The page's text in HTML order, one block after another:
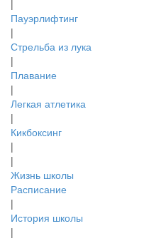
|
Пауэрлифтинг
|
Стрельба из лука
|
Плавание
|
Легкая атлетика
|
Кикбоксинг
|
|
Жизнь школы
Расписание
|
История школы
|